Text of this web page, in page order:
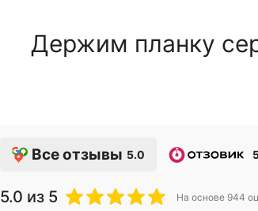
Держим планку
Все отзывы 5.0
5.0 из 5 На основе 944